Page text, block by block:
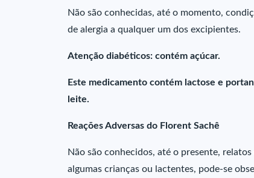
Não são conhecidas, até o momento,
de alergia a qualquer um dos excipientes.
Atenção diabéticos: contém açúcar.
Este medicamento contém lactose e
leite.
Reações Adversas do Florent Sachê
Não são conhecidos, até o presente,
algumas crianças ou lactentes, pode-se